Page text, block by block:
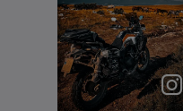
Ještě jedna fotky z
Planiny Krug :) člověk
by tam ...